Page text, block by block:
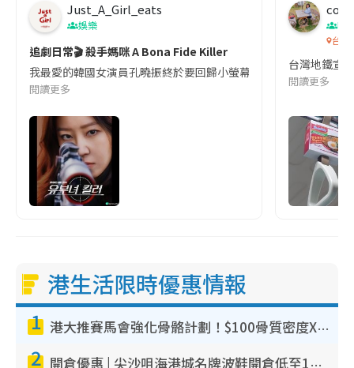
Just_A_Girl_eats
娛樂
追劇日常🎬 殺手媽咪 A Bona Fide Killer
我最愛的韓國女演員孔曉振終於要回歸小螢幕啦!這次的劇本改編
閱讀更多
co
吹
台灣
台灣地鐵宣
閱讀更多
港生活限時優惠情報
1 港大推賽馬會強化骨骼計劃！$100骨質密度X光檢查 完成免費運動訓練送超市禮券！附參加資格
2